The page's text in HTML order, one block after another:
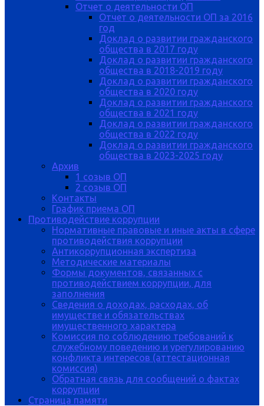
Отчет о деятельности ОП
Отчет о деятельности ОП за 2016
год
Доклад о развитии гражданского
общества в 2017 году
Доклад о развитии гражданского
общества в 2018-2019 году
Доклад о развитии гражданского
общества в 2020 году
Доклад о развитии гражданского
общества в 2021 году
Доклад о развитии гражданского
общества в 2022 году
Доклад о развитии гражданского
общества в 2023-2025 году
Архив
1 созыв ОП
2 созыв ОП
Контакты
График приема ОП
Противодействие коррупции
Нормативные правовые и иные акты в сфере
противодействия коррупции
Антикоррупционная экспертиза
Методические материалы
Формы документов, связанных с
противодействием коррупции, для
заполнения
Сведения о доходах, расходах, об
имуществе и обязательствах
имущественного характера
Комиссия по соблюдению требований к
служебному поведению и урегулированию
конфликта интересов (аттестационная
комиссия)
Обратная связь для сообщений о фактах
коррупции
Страница памяти